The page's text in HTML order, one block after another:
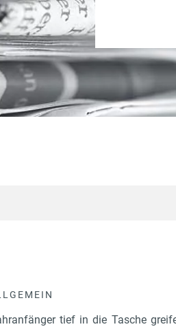
tief in die Tasche